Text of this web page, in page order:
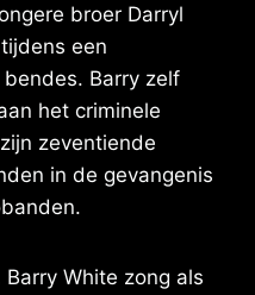
broer Darryl
een
Barry zelf
het criminele
zeventiende
in de gevangenis
White zong als